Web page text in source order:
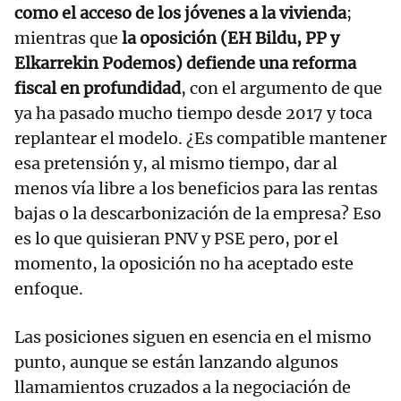
como el acceso de los jóvenes a la vivienda;
mientras que la oposición (EH Bildu, PP y
Elkarrekin Podemos) defiende una reforma
fiscal en profundidad, con el argumento de que
ya ha pasado mucho tiempo desde 2017 y toca
replantear el modelo. ¿Es compatible mantener
esa pretensión y, al mismo tiempo, dar al
menos vía libre a los beneficios para las rentas
bajas o la descarbonización de la empresa? Eso
es lo que quisieran PNV y PSE pero, por el
momento, la oposición no ha aceptado este
enfoque.
Las posiciones siguen en esencia en el mismo
punto, aunque se están lanzando algunos
llamamientos cruzados a la negociación de